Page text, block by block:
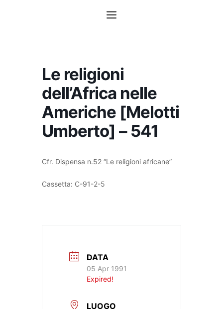
Menu
Le religioni
dell’Africa nelle
Americhe [Melotti
Umberto] – 541
Cfr. Dispensa n.52 “Le religioni africane”
Cassetta: C-91-2-5
DATA
05 Apr 1991
Expired!
LUOGO